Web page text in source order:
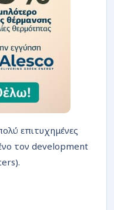
επιτυχημένες
τον development